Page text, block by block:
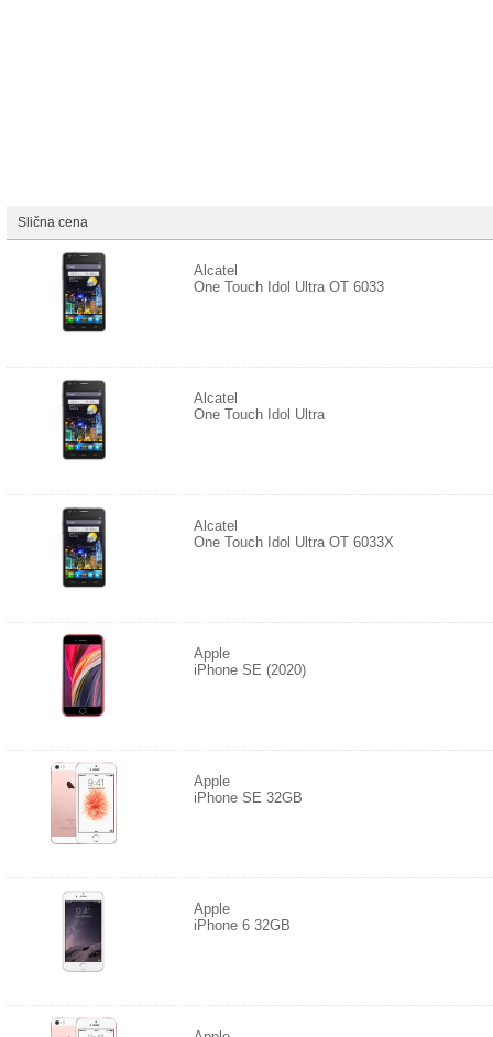
Slična cena
Alcatel
One Touch Idol Ultra OT 6033
Alcatel
One Touch Idol Ultra
Alcatel
One Touch Idol Ultra OT 6033X
Apple
iPhone SE (2020)
Apple
iPhone SE 32GB
Apple
iPhone 6 32GB